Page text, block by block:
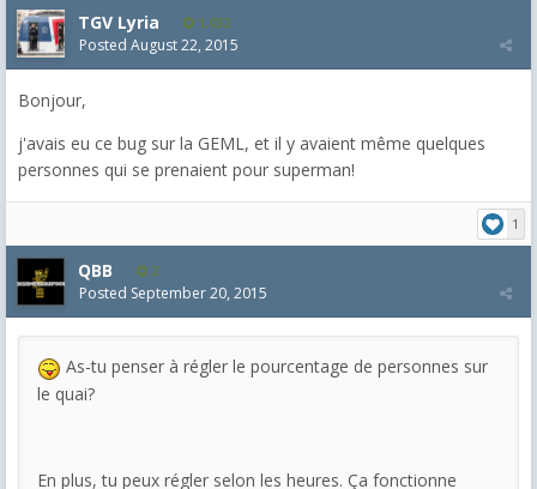
TGV Lyria 1,032
Posted August 22, 2015
Bonjour,
j'avais eu ce bug sur la GEML, et il y avaient même quelques
personnes qui se prenaient pour superman!
1
QBB 2
Posted September 20, 2015
As-tu penser à régler le pourcentage de personnes sur
le quai?
En plus, tu peux régler selon les heures. Ça fonctionne